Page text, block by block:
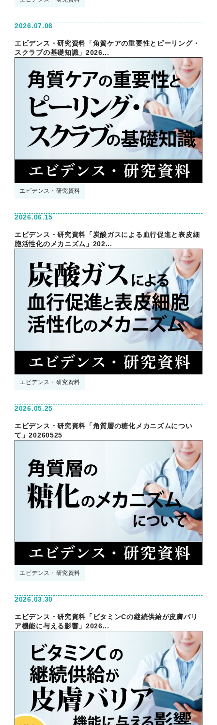
2026.07.06
エビデンス・研究資料「角質ケアの重要性とピーリング・
スクラブの基礎知識」2026...
エビデンス・研究資料
2026.06.15
エビデンス・研究資料「炭酸ガスによる血行促進と表皮細
胞活性化のメカニズム」202...
エビデンス・研究資料
2026.05.25
エビデンス・研究資料「角質層の糖化メカニズムについ
て」20260525
エビデンス・研究資料
2026.03.30
エビデンス・研究資料「ビタミンCの継続供給が皮膚バリ
ア機能に与える影響」2026...